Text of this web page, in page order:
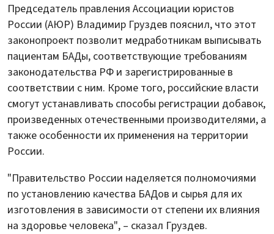
Председатель правления Ассоциации юристов
России (АЮР) Владимир Груздев пояснил, что этот
законопроект позволит медработникам выписывать
пациентам БАДы, соответствующие требованиям
законодательства РФ и зарегистрированные в
соответствии с ним. Кроме того, российские власти
смогут устанавливать способы регистрации добавок,
произведенных отечественными производителями, а
также особенности их применения на территории
России.
"Правительство России наделяется полномочиями
по установлению качества БАДов и сырья для их
изготовления в зависимости от степени их влияния
на здоровье человека", – сказал Груздев.